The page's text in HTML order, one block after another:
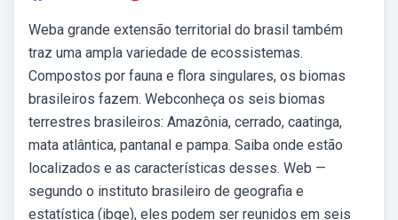
Weba grande extensão territorial do brasil também
traz uma ampla variedade de ecossistemas.
Compostos por fauna e flora singulares, os biomas
brasileiros fazem. Webconheça os seis biomas
terrestres brasileiros: Amazônia, cerrado, caatinga,
mata atlântica, pantanal e pampa. Saiba onde estão
localizados e as características desses. Web —
segundo o instituto brasileiro de geografia e
estatística (ibge), eles podem ser reunidos em seis